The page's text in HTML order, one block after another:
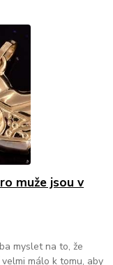
muže jsou v
myslet na to, že
málo k tomu, aby